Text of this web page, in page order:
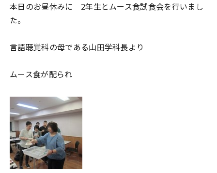
本日のお昼休みに 2年生とムース食試食会を行いまし
た。
言語聴覚科の母である山田学科長より
ムース食が配られ